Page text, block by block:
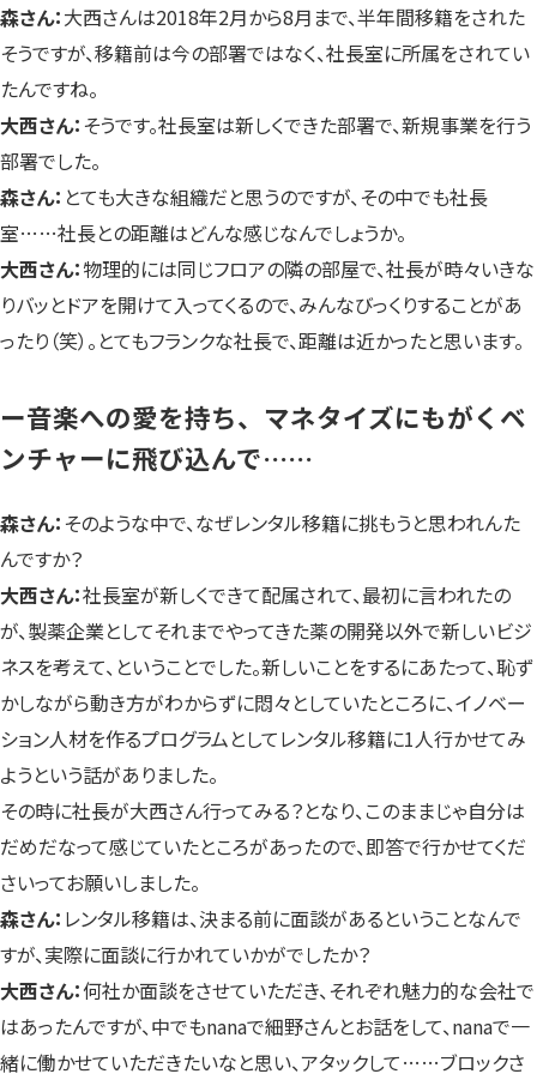
森さん：大西さんは2018年2月から8月まで、半年間移籍をされた
そうですが、移籍前は今の部署ではなく、社長室に所属をされてい
たんですね。
大西さん： そうです。社長室は新しくできた部署で、新規事業を行う
部署でした。
森さん： とても大きな組織だと思うのですが、その中でも社長
室……社長との距離はどんな感じなんでしょうか。
大西さん：物理的には同じフロアの隣の部屋で、社長が時々いきな
りバッとドアを開けて入ってくるので、みんなびっくりすることがあ
ったり（笑）。とてもフランクな社長で、距離は近かったと思います。
ー音楽への愛を持ち、マネタイズにもがくベ
ンチャーに飛び込んで……
森さん： そのような中で、なぜレンタル移籍に挑もうと思われんた
んですか？
大西さん：社長室が新しくできて配属されて、最初に言われたの
が、製薬企業としてそれまでやってきた薬の開発以外で新しいビジ
ネスを考えて、ということでした。新しいことをするにあたって、恥ず
かしながら動き方がわからずに悶々としていたところに、イノベー
ション人材を作るプログラムとしてレンタル移籍に1人行かせてみ
ようという話がありました。
その時に社長が大西さん行ってみる？となり、このままじゃ自分は
だめだなって感じていたところがあったので、即答で行かせてくだ
さいってお願いしました。
森さん： レンタル移籍は、決まる前に面談があるということなんで
すが、実際に面談に行かれていかがでしたか？
大西さん：何社か面談をさせていただき、それぞれ魅力的な会社で
はあったんですが、中でもnanaで細野さんとお話をして、nanaで一
緒に働かせていただきたいなと思い、アタックして……ブロックさ